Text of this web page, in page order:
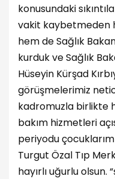
konusundaki
vakit kaybetmeden
hem de Sağlık
kurduk ve Sağlık
Hüseyin Kürşad
görüşmelerimiz
kadromuzla birlikte
bakım hizmetleri
periyodu
Turgut Özal Tıp
hayırlı uğurlu olsun.